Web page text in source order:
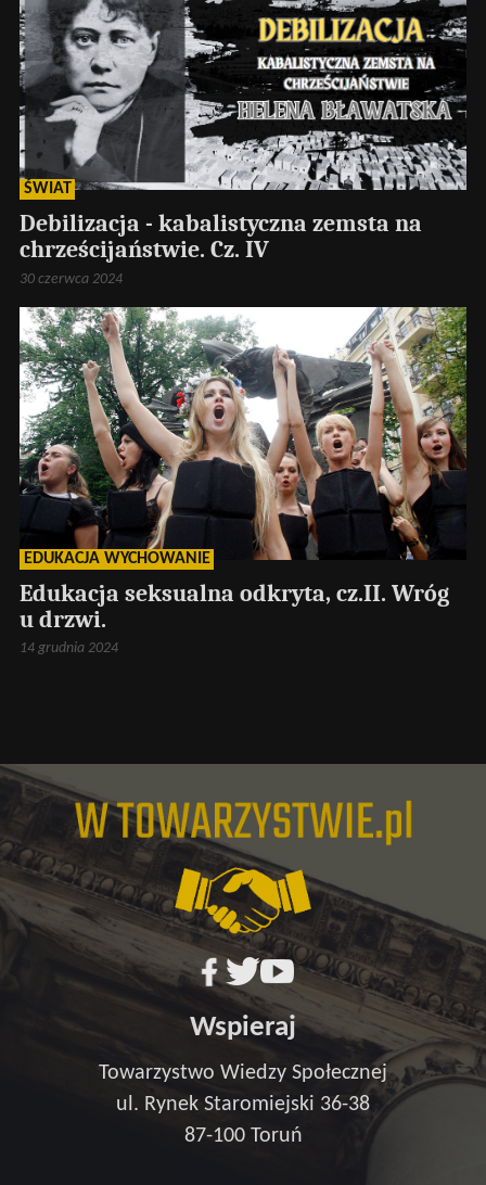
ŚWIAT
Debilizacja - kabalistyczna zemsta na
chrześcijaństwie. Cz. IV
30 czerwca 2024
EDUKACJA WYCHOWANIE
Edukacja seksualna odkryta, cz.II. Wróg
u drzwi.
14 grudnia 2024
Wspieraj
Towarzystwo Wiedzy Społecznej
ul. Rynek Staromiejski 36-38
87-100 Toruń